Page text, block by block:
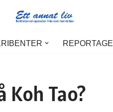
REPORTAGE
Tao?